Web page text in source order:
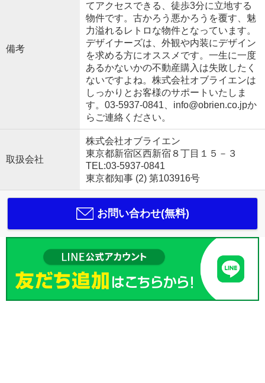
備考
てアクセスできる、徒歩3分に立地する
物件です。古かろう悪かろうを覆す、魅
力溢れるレトロな物件となっています。
デザイナーズは、外観や内装にデザイン
を求める方にオススメです。一生に一度
あるかないかの不動産購入は失敗したく
ないですよね。株式会社オブライエンは
しっかりとお客様のサポートいたしま
す。03-5937-0841、info@obrien.co.jpか
らご連絡ください。
取扱会社
株式会社オブライエン
東京都新宿区西新宿８丁目１５－３
TEL:03-5937-0841
東京都知事 (2) 第103916号
お問い合わせ(無料)